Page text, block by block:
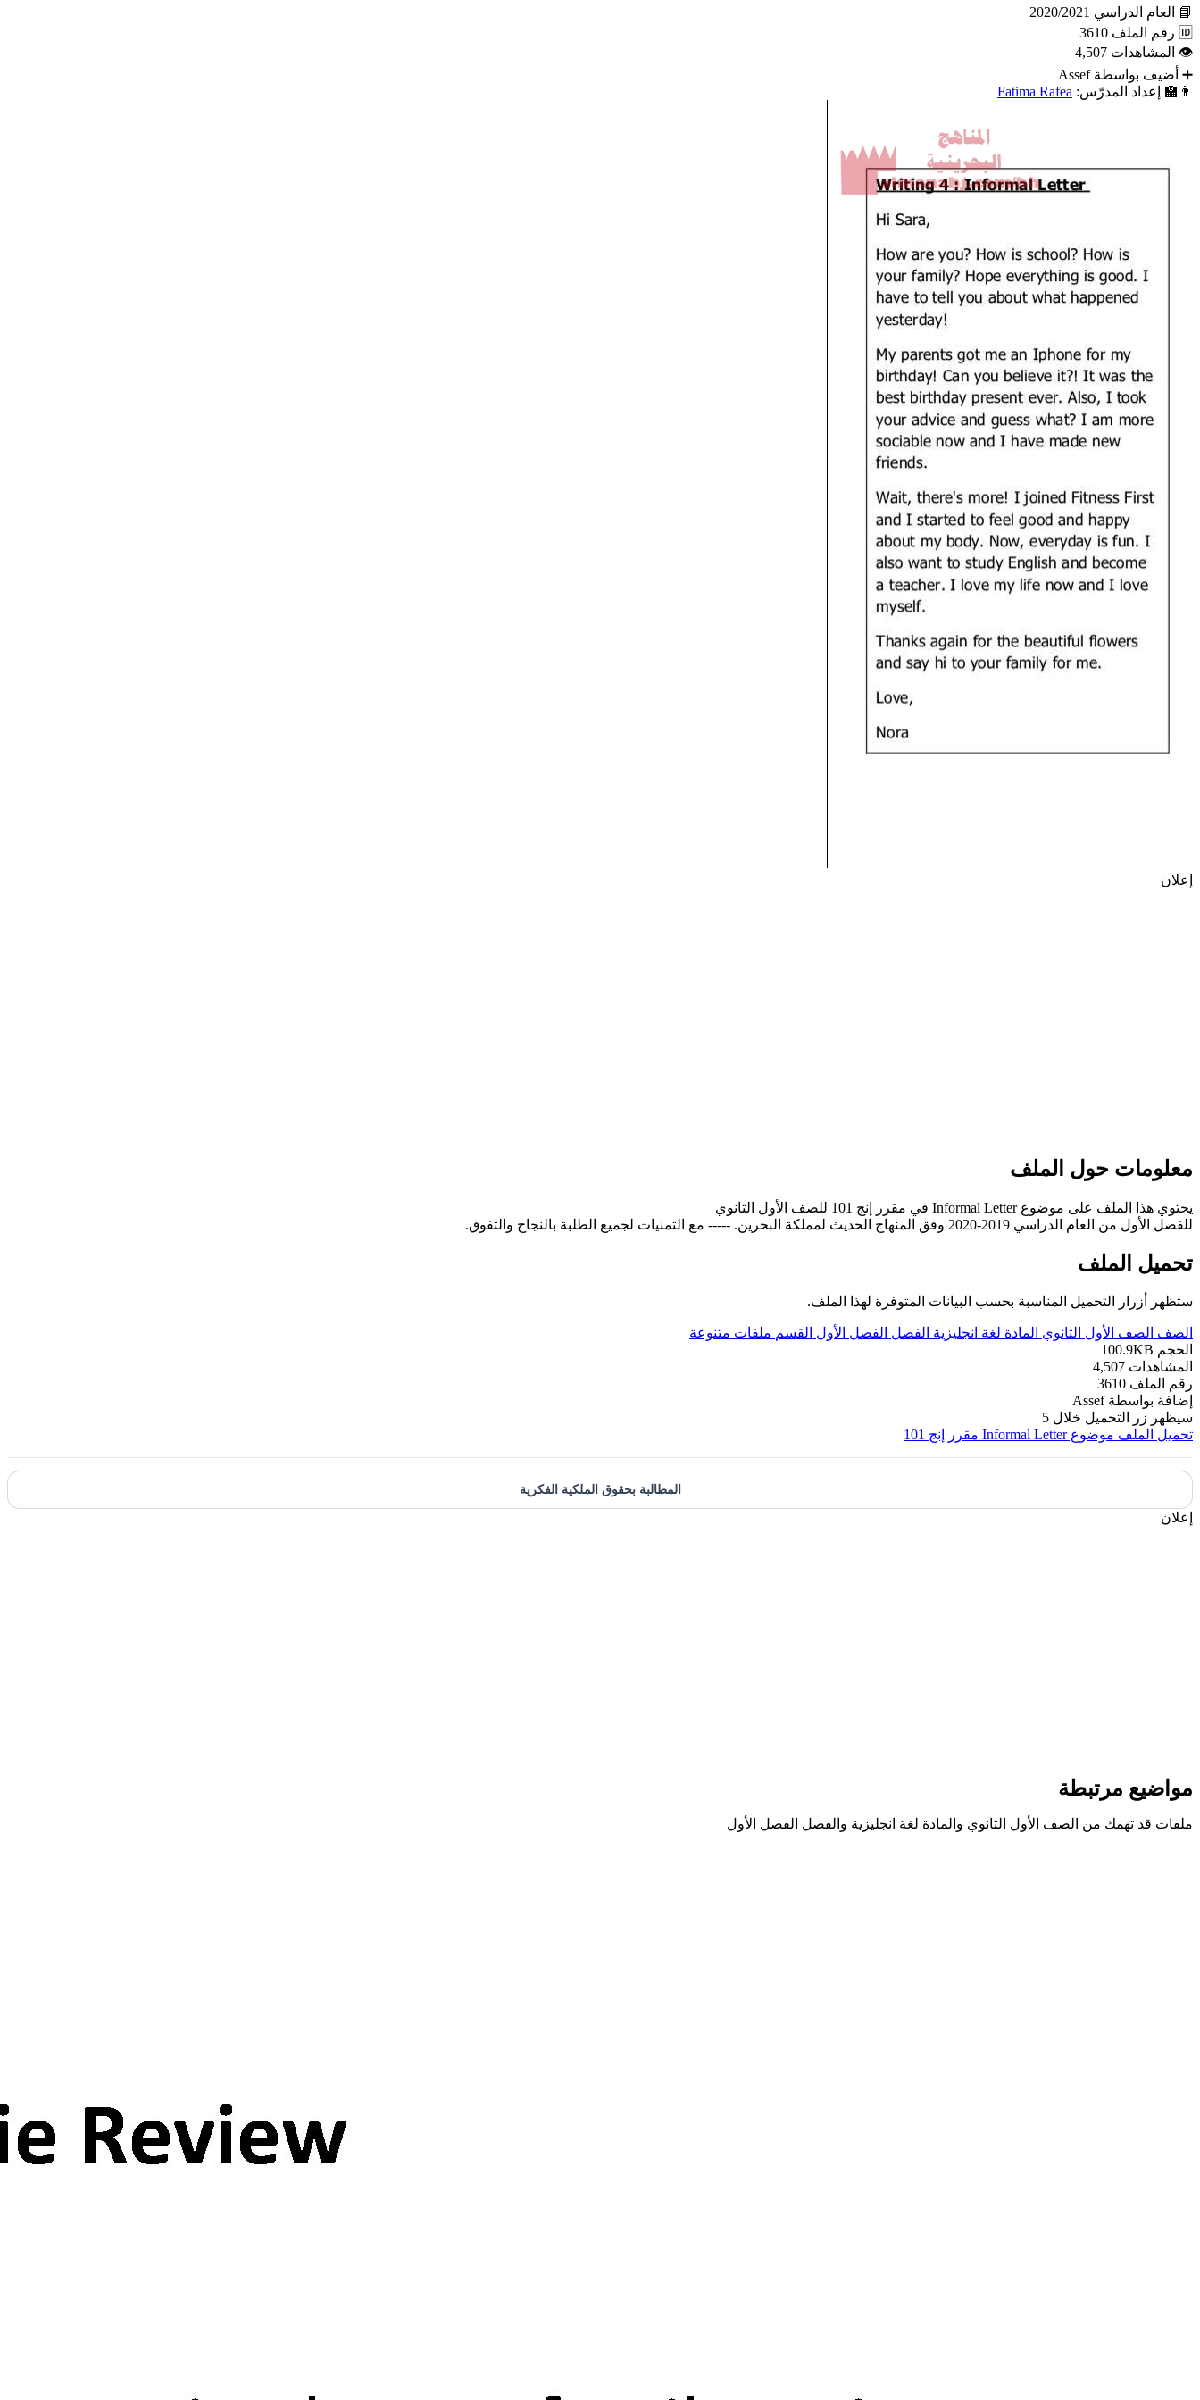
📘
العام الدراسي 2020/2021
🆔 رقم الملف 3610
👁 المشاهدات 4,507
➕ أضيف بواسطة Assef
👨‍🏫
إعداد المدرّس: Fatima Rafea
إعلان
معلومات حول الملف
يحتوي هذا الملف على موضوع Informal Letter في مقرر إنج 101 للصف الأول الثانوي
للفصل الأول من العام الدراسي 2019-2020 وفق المنهاج الحديث لمملكة البحرين. ----- مع التمنيات لجميع الطلبة بالنجاح والتفوق.
تحميل الملف
ستظهر أزرار التحميل المناسبة بحسب البيانات المتوفرة لهذا الملف.
الصف الصف الأول الثانوي المادة لغة انجليزية الفصل الفصل الأول القسم ملفات متنوعة
الحجم 100.9KB
المشاهدات 4,507
رقم الملف 3610
إضافة بواسطة Assef
سيظهر زر التحميل خلال 5
تحميل الملف موضوع Informal Letter مقرر إنج 101
المطالبة بحقوق الملكية الفكرية
إعلان
مواضيع مرتبطة
ملفات قد تهمك من الصف الأول الثانوي والمادة لغة انجليزية والفصل الفصل الأول